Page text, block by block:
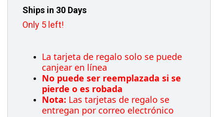
Ships in 30 Days
Only 5 left!
La tarjeta de regalo solo se puede
canjear en línea
No puede ser reemplazada si se
pierde o es robada
Nota: Las tarjetas de regalo se
entregan por correo electrónico